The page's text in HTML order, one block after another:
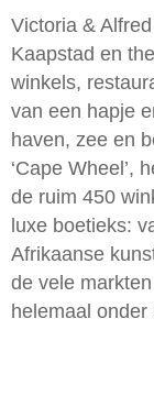
Victoria &
Kaapstad en
winkels,
van een hapje
haven, zee en
‘Cape Wheel’,
de ruim 450
luxe boetieks:
Afrikaanse
de vele
helemaal